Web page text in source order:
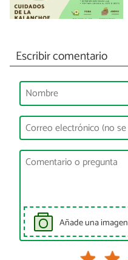
Escribir comentario
Añade una imagen